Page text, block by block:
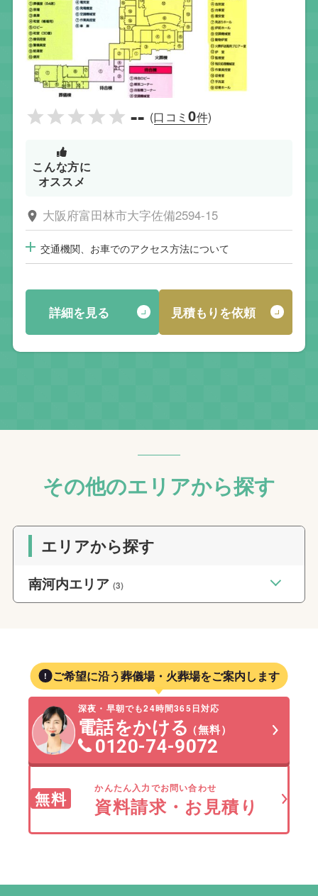
-- (口コミ0件)
こんな方に
オススメ
大阪府富田林市大字佐備2594-15
交通機関、お車でのアクセス方法について
詳細を見る 見積もりを依頼
その他のエリアから探す
エリアから探す
南河内エリア(3)
ご希望に沿う葬儀場・火葬場をご案内します
深夜・早朝でも24時間365日対応
電話をかける（無料）
0120-74-9072
無料
かんたん入力でお問い合わせ
資料請求・お見積り